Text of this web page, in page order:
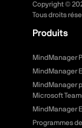
Copyright ©
Tous droits
Produits
MindManager
MindManager
MindManager
Microsoft
MindManager
Programmes